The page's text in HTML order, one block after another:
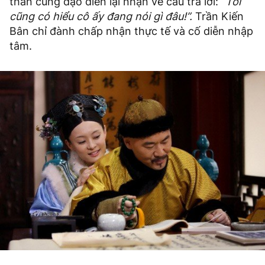
cũng có hiểu cô ấy đang nói gì đâu!”. Trần Kiến
Bân chỉ đành chấp nhận thực tế và cố diễn nhập
tâm.